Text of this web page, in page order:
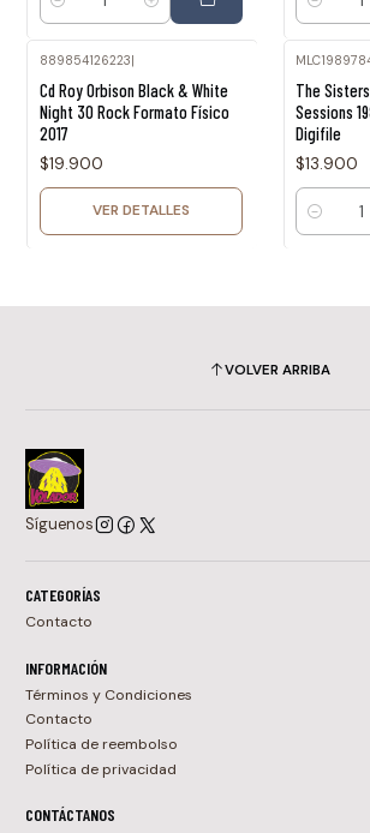
Cantidad Cantidad
889854126223|
Cd Roy Orbison Black & White
Night 30 Rock Formato Físico
2017
$19.900
VER DETALLES
The
Sessions
Digifile
$13.900
Cantidad
VOLVER ARRIBA
Síguenos
CATEGORÍAS
Contacto
INFORMACIÓN
Términos y Condiciones
Contacto
Política de reembolso
Política de privacidad
CONTÁCTANOS